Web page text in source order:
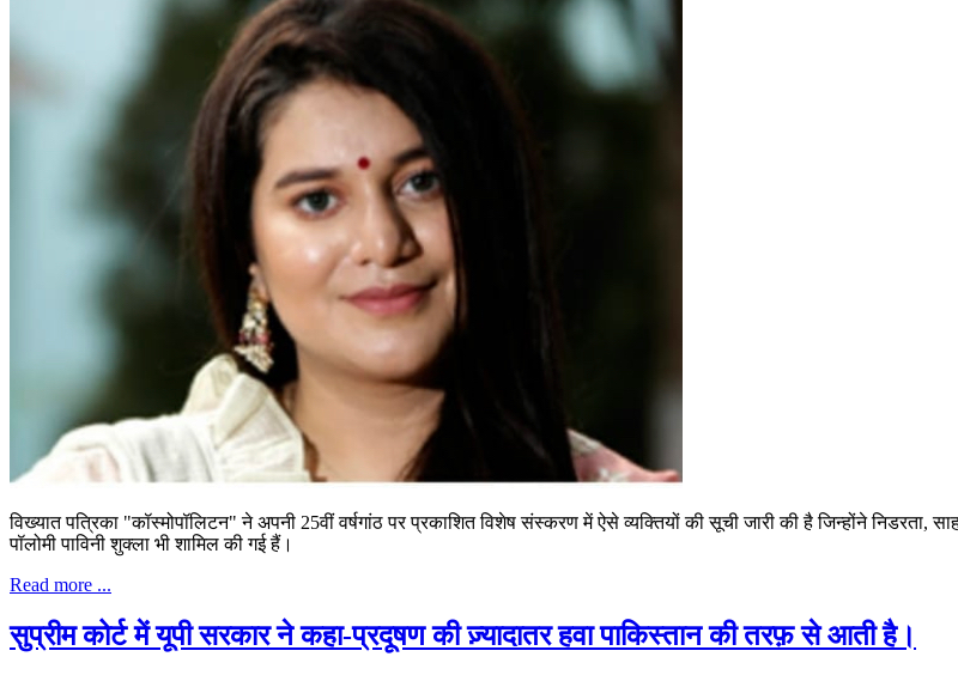
विख्यात पत्रिका "कॉस्मोपॉलिटन" ने अपनी 25वीं वर्षगांठ पर प्रकाशित विशेष संस्करण में ऐसे व्यक्तियों की सूची जारी की है जिन्होंने
पॉलोमी पाविनी शुक्ला भी शामिल की गई हैं।
Read more ...
सुप्रीम कोर्ट में यूपी सरकार ने कहा-प्रदूषण की ज़्यादातर हवा पाकिस्तान की तरफ़ से आती है।